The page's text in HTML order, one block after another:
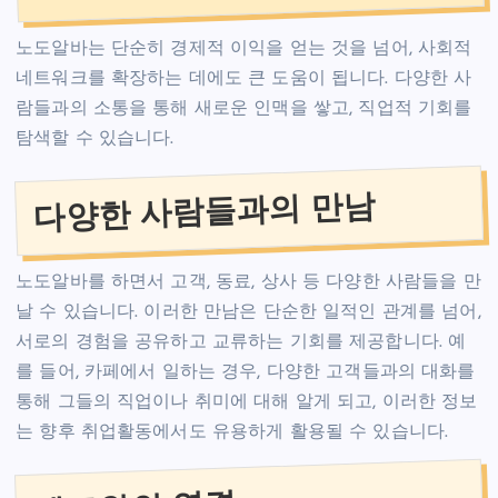
노도알바는 단순히 경제적 이익을 얻는 것을 넘어, 사회적
네트워크를 확장하는 데에도 큰 도움이 됩니다. 다양한 사
람들과의 소통을 통해 새로운 인맥을 쌓고, 직업적 기회를
탐색할 수 있습니다.
다양한 사람들과의 만남
노도알바를 하면서 고객, 동료, 상사 등 다양한 사람들을 만
날 수 있습니다. 이러한 만남은 단순한 일적인 관계를 넘어,
서로의 경험을 공유하고 교류하는 기회를 제공합니다. 예
를 들어, 카페에서 일하는 경우, 다양한 고객들과의 대화를
통해 그들의 직업이나 취미에 대해 알게 되고, 이러한 정보
는 향후 취업활동에서도 유용하게 활용될 수 있습니다.